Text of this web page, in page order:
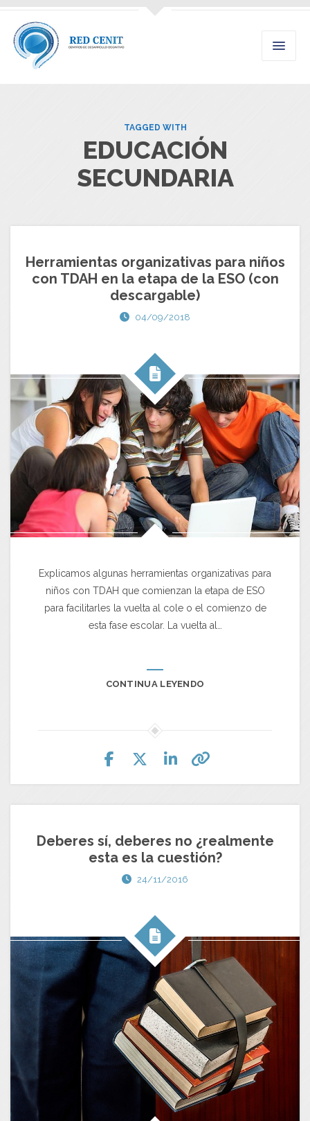
TAGGED WITH
EDUCACIÓN
SECUNDARIA
Herramientas organizativas para niños
con TDAH en la etapa de la ESO (con
descargable)
04/09/2018
Explicamos algunas herramientas organizativas para
niños con TDAH que comienzan la etapa de ESO
para facilitarles la vuelta al cole o el comienzo de
esta fase escolar. La vuelta al…
CONTINUA LEYENDO
Deberes sí, deberes no ¿realmente
esta es la cuestión?
24/11/2016